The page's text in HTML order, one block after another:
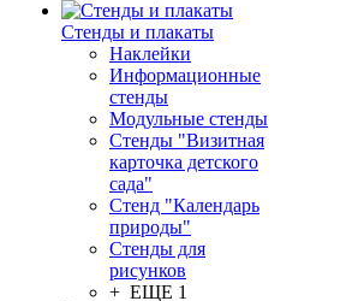
Стенды и плакаты
Наклейки
Информационные
стенды
Модульные стенды
Стенды "Визитная
карточка детского
сада"
Стенд "Календарь
природы"
Стенды для
рисунков
+ ЕЩЕ 1